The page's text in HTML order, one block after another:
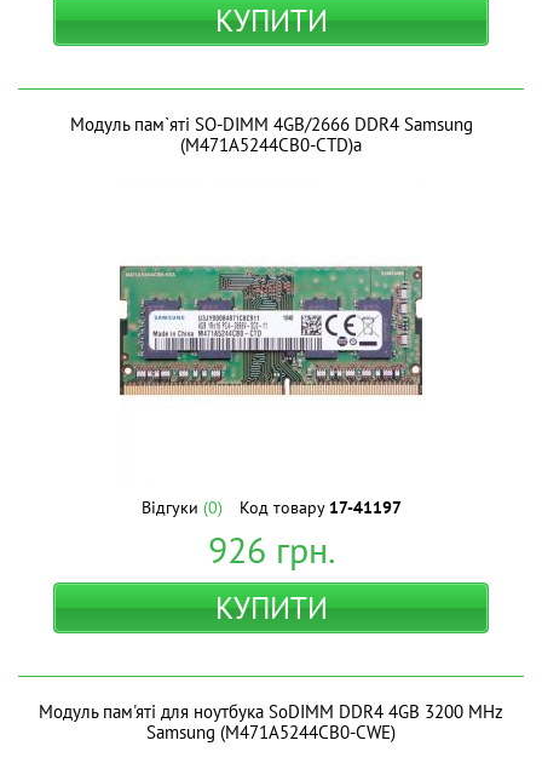
КУПИТИ
Модуль пам`ятi SO-DIMM 4GB/2666 DDR4 Samsung
(M471A5244CB0-CTD)а
Відгуки (0) Код товару 17-41197
926 грн.
КУПИТИ
Модуль пам'яті для ноутбука SoDIMM DDR4 4GB 3200 MHz
Samsung (M471A5244CB0-CWE)